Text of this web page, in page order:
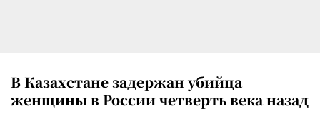
В Казахстане задержан убийца
женщины в России четверть века назад